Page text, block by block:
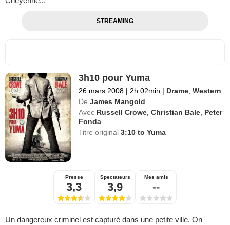
STREAMING
3h10 pour Yuma
26 mars 2008 | 2h 02min | Drame ,Western
De James Mangold
Avec Russell Crowe ,Christian Bale Peter
Fonda
Titre original3:10 to Yuma
Presse
3,3
Spectateurs
3,9
Mes amis
--
Un dangereux criminel est capturé dans une petite ville. On